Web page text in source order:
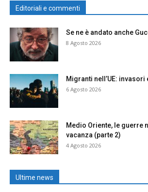
Editoriali e commenti
Se ne è andato anche
8 Agosto 2026
Migranti nell’UE: invasori
6 Agosto 2026
Medio Oriente, le guerre
vacanza (parte 2)
4 Agosto 2026
Ultime news